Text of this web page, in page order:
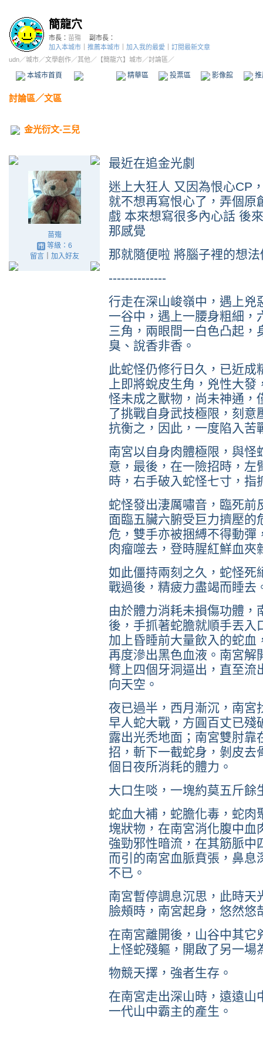
簡龍穴
市長： 苗殤
副市長：
加入本城市
推薦本城市 加入我的最愛
訂閱最新文章
udn／城市／文學創作／其他 ／ 【簡龍穴】城市／討論區／
本城市首頁 精華區 投票區 影像館
討論區／文區
金光衍文-三兒
苗殤
等級：6
留言｜ 加入好友
最近在追金光劇
迷上大狂人 又因為恨心CP
就不想再寫恨心了，弄個原
戲 本來想寫很多內心話 後
那感覺
那就隨便啦 將腦子裡的想
--------------
行走在深山峻嶺中，遇上兇
一谷中，遇上一腰身粗細，
三角，兩眼間一白色凸起，
臭、說香非香。
此蛇怪仍修行日久，已近成
上即將蛻皮生角，兇性大
怪未成之獸物，尚未神通，
了挑戰自身武技極限，刻意
抗衡之，因此，一度陷入苦
南宮以自身肉體極限，與怪
意，最後，在一險招時，左
時，右手破入蛇怪七寸，指
蛇怪發出淒厲嘯音，臨死前
面臨五臟六腑受巨力擠壓的
危，雙手亦被捆縛不得動彈
肉瘤噬去，登時腥紅鮮血夾
如此僵持兩刻之久，蛇怪死
戰過後，精疲力盡竭而睡去
由於體力消耗未損傷功體，
後，手抓著蛇膽就順手丟入
加上昏睡前大量飲入的蛇血
再度滲出黑色血液。南宮解
臂上四個牙洞逼出，直至流
向天空。
夜已過半，西月漸沉，南
早人蛇大戰，方圓百丈已殘
露出光禿地面；南宮雙肘靠
招，斬下一截蛇身，剝皮去
個日夜所消耗的體力。
大口生啖，一塊約莫五斤餘
蛇血大補，蛇膽化毒，蛇肉
塊狀物，在南宮消化腹中血
強勁邪性暗流，在其筋脈中
而引的南宮血脈賁張，鼻息
不已。
南宮暫停調息沉思，此時天
臉頰時，南宮起身，悠然悠
在南宮離開後，山谷中其它
上怪蛇殘軀，開啟了另一
物競天擇，強者生存。
在南宮走出深山時，遠遠山
一代山中霸主的產生。